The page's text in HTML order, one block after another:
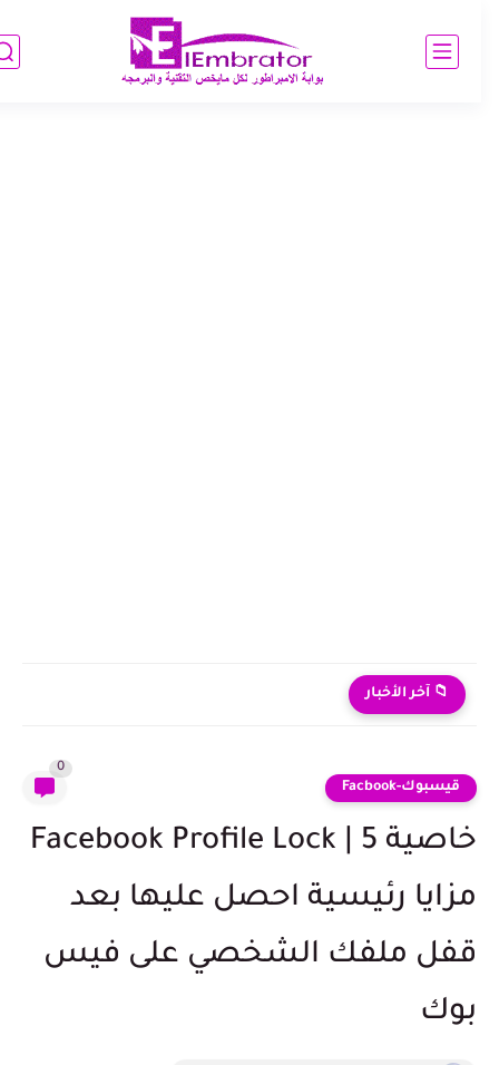
📁 آخر الأخبار
قيسبوك-Facbook
خاصية Facebook Profile Lock | 5
مزايا رئيسية احصل عليها بعد
قفل ملفك الشخصي على فيس
بوك